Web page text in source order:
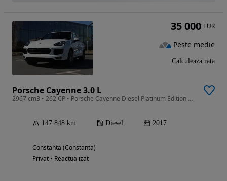
Porsche Cayenne 3.0 L
2967 cm3 • 262 CP • Porsche Cayenne Diesel Platinum Edition 2017
147 848 km Diesel 2017
Constanta (Constanta)
Privat • Reactualizat
35 000 EUR
Peste medie
Calculeaza rata